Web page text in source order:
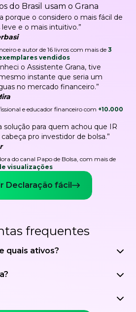
do Brasil usam o Grana
porque o considero o mais fácil de
leve e o mais intuitivo.”
e autor de 16 livros com mais de 3
vendidos
o Assistente Grana, tive
instante que seria um
no mercado financeiro.”
e educador financeiro com +10.000
solução para quem achou que IR
pro investidor de bolsa.”
do canal Papo de Bolsa, com mais de
visualizações
Declaração fácil
frequentes
quais ativos?